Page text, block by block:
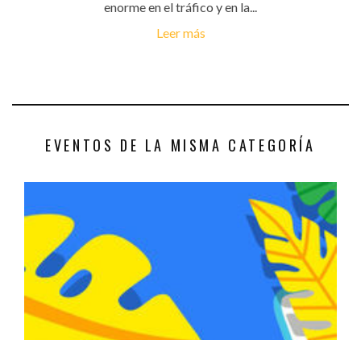
enorme en el tráfico y en la...
Leer más
EVENTOS DE LA MISMA CATEGORÍA